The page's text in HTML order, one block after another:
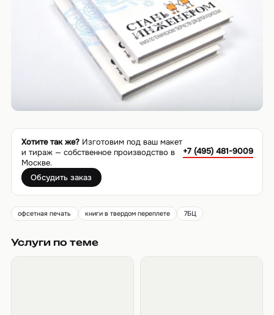
Хотите так же?Изготовим под ваш макет
и тираж — собственное производство в
Москве.
+7 (495) 481-9009
Обсудить заказ
офсетная печать книги в твердом переплете 7БЦ
Услуги по теме